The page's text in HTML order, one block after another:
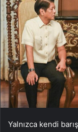
Yalnızca kendi